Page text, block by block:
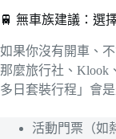
🚆 無車族建議：選
如果你沒有開車、
那麼旅行社、Klook
多日套裝行程」會
活動門票（如